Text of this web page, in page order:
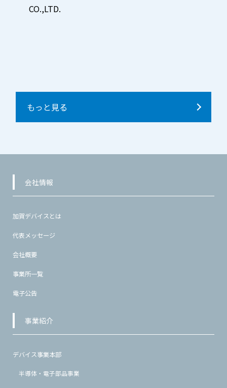
CO.,LTD.
もっと見る
会社情報
加賀デバイスとは
代表メッセージ
会社概要
事業所一覧
電子公告
事業紹介
デバイス事業本部
半導体・電子部品事業